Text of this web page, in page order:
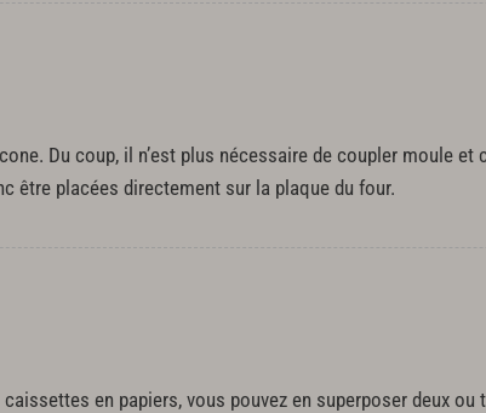
Du coup, il n’est plus nécessaire de coupler moule et
être placées directement sur la plaque du four.
en papiers, vous pouvez en superposer deux ou